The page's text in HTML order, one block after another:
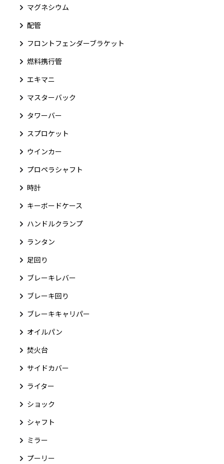
マグネシウム
配管
フロントフェンダーブラケット
燃料携行管
エキマニ
マスターバック
タワーバー
スプロケット
ウインカー
プロペラシャフト
時計
キーボードケース
ハンドルクランプ
ランタン
足回り
ブレーキレバー
ブレーキ回り
ブレーキキャリパー
オイルパン
焚火台
サイドカバー
ライター
ショック
シャフト
ミラー
プーリー